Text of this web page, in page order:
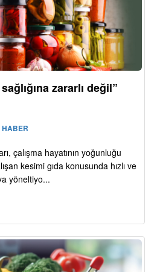
zararlı değil”
HABER
çalışma hayatının yoğunluğu
kesimi gıda konusunda hızlı ve
yöneltiyo...